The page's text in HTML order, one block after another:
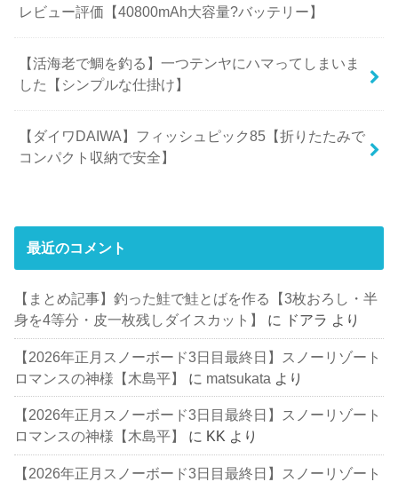
レビュー評価【40800mAh大容量?バッテリー】
【活海老で鯛を釣る】一つテンヤにハマってしまいま
した【シンプルな仕掛け】
【ダイワDAIWA】フィッシュピック85【折りたたみで
コンパクト収納で安全】
最近のコメント
【まとめ記事】釣った鮭で鮭とばを作る【3枚おろし・半
身を4等分・皮一枚残しダイスカット】
に ドアラ より
【2026年正月スノーボード3日目最終日】スノーリゾート
ロマンスの神様【木島平】
に matsukata より
【2026年正月スノーボード3日目最終日】スノーリゾート
ロマンスの神様【木島平】
に KK より
【2026年正月スノーボード3日目最終日】スノーリゾート